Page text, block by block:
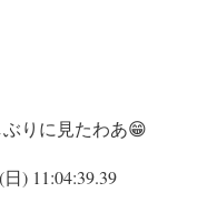
りに見たわあ😁
日) 11:04:39.39